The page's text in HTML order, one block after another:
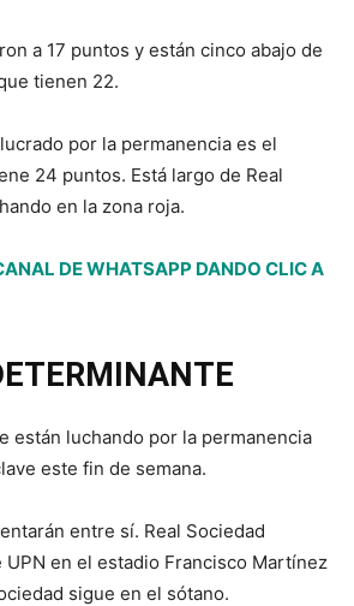
a 17 puntos y están cinco abajo de
tienen 22.
por la permanencia es el
24 puntos. Está largo de Real
en la zona roja.
DE WHATSAPP DANDO CLIC A
están luchando por la permanencia
este fin de semana.
entre sí. Real Sociedad
UPN en el estadio Francisco Martínez
sigue en el sótano.